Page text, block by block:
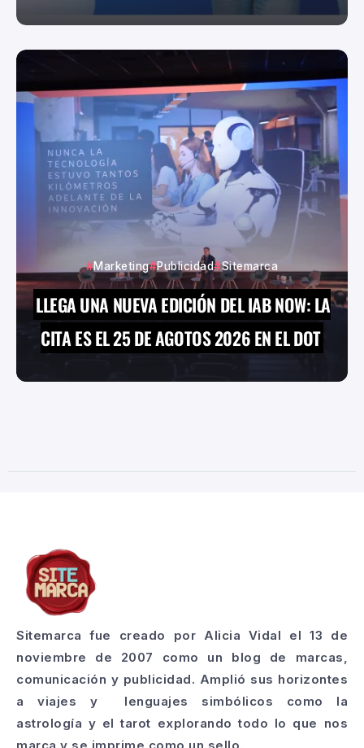
Marketing Publicidad Sitemarca
LLEGA UNA NUEVA EDICIÓN DEL IAB NOW: LA
CITA ES EL 25 DE AGOTOS 2026 EN EL DOT
Sitemarca fue creado por Alicia Vidal el 13 de
noviembre de 2007 como un blog de marcas,
comunicación y publicidad. Amplió sus horizontes
a viajes y lenguajes simbólicos como la
astrología y el tarot explorando todo lo que nos